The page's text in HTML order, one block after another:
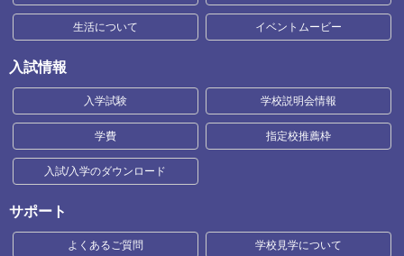
生活について イベントムービー
入試情報
入学試験 学校説明会情報
学費 指定校推薦枠
入試/入学のダウンロード
サポート
よくあるご質問 学校見学について